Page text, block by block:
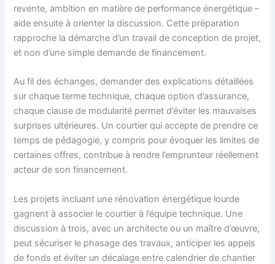
revente, ambition en matière de performance énergétique –
aide ensuite à orienter la discussion. Cette préparation
rapproche la démarche d’un travail de conception de projet,
et non d’une simple demande de financement.
Au fil des échanges, demander des explications détaillées
sur chaque terme technique, chaque option d’assurance,
chaque clause de modularité permet d’éviter les mauvaises
surprises ultérieures. Un courtier qui accepte de prendre ce
temps de pédagogie, y compris pour évoquer les limites de
certaines offres, contribue à rendre l’emprunteur réellement
acteur de son financement.
Les projets incluant une rénovation énergétique lourde
gagnent à associer le courtier à l’équipe technique. Une
discussion à trois, avec un architecte ou un maître d’œuvre,
peut sécuriser le phasage des travaux, anticiper les appels
de fonds et éviter un décalage entre calendrier de chantier